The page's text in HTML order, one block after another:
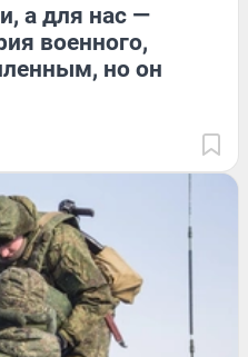
а для нас —
военного,
но он